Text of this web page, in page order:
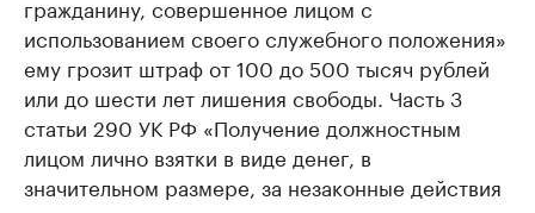
гражданину, совершенное лицом с
использованием своего служебного положения»
ему грозит штраф от 100 до 500 тысяч рублей
или до шести лет лишения свободы. Часть 3
статьи 290 УК РФ «Получение должностным
лицом лично взятки в виде денег, в
значительном размере, за незаконные действия